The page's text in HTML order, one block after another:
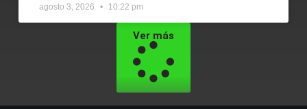
agosto 3, 2026 10:22 pm
Ver más